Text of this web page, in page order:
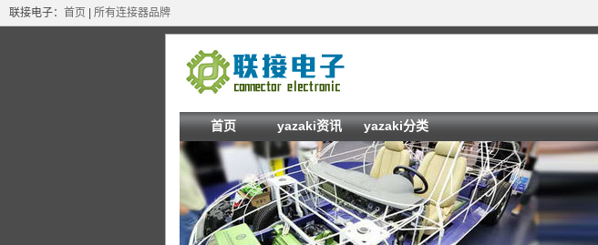
联接电子： 首页 所有连接器品牌
首页 yazaki资讯 yazaki分类